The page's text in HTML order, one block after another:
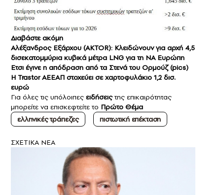
Διαβάστε ακόμη
Αλέξανδρος Εξάρχου (AKTOR): Κλειδώνουν για αρχή 4,5
δισεκατομμύρια κυβικά μέτρα LNG για τη ΝΑ Ευρώπη
Ετσι έγινε η απόδραση από τα Στενά του Ορμούζ (pics)
Η Trastor ΑΕΕΑΠ στοχεύει σε χαρτοφυλάκιο 1,2 δισ.
ευρώ
Για όλες τις υπόλοιπες ειδήσειςτης επικαιρότητας
μπορείτε να επισκεφτείτε το Πρώτο Θέμα
ελληνικές τράπεζες
πιστωτική επέκταση
ΣXETIKA NEA